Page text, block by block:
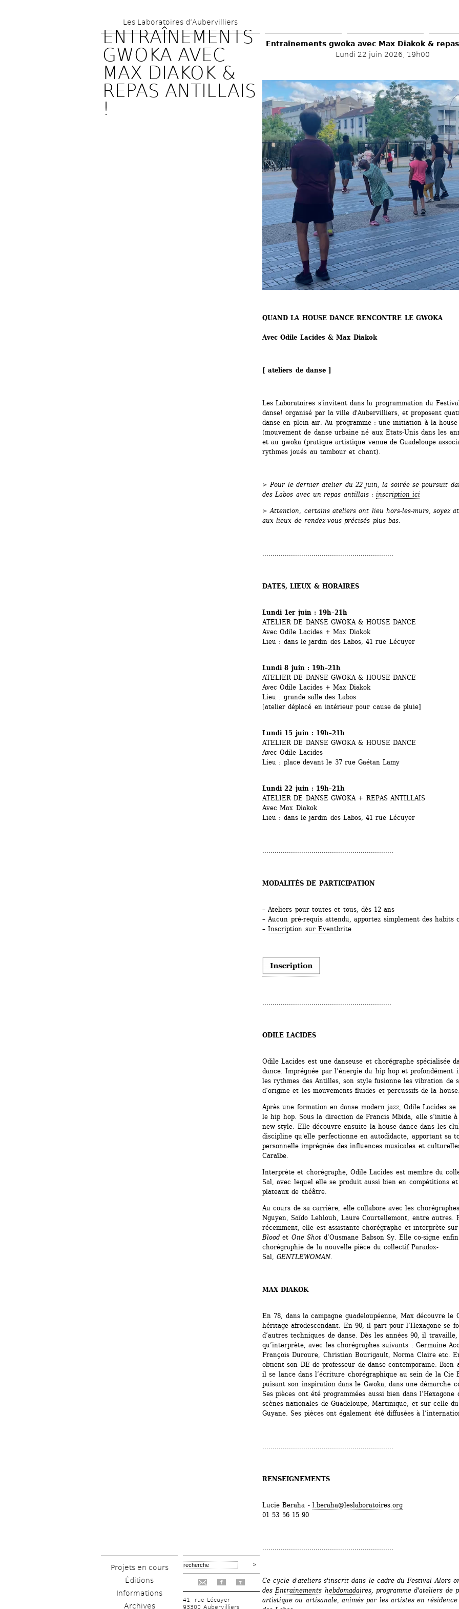
contenu
principal
Les Laboratoires d’Aubervilliers
ENTRAÎNEMENTS
GWOKA AVEC
MAX DIAKOK &
REPAS ANTILLAIS
!
Projets en cours
Éditions
Informations
Archives
f t
41, rue Lécuyer
93300 Aubervilliers
Entraînements gwoka avec Max Diakok &
Lundi 22 juin 2026, 19h00
QUAND LA HOUSE DANCE RENCONTRE LE GWOKA
Avec Odile Lacides & Max Diakok
[ ateliers de danse ]
Les Laboratoires s'invitent dans la programmation du
danse! organisé par la ville d'Aubervilliers, et proposent
danse en plein air. Au programme : une initiation à la house
(mouvement de danse urbaine né aux Etats-Unis dans les
et au gwoka (pratique artistique venue de Guadeloupe
rythmes joués au tambour et chant).
> Pour le dernier atelier du 22 juin, la soirée se poursuit
des Labos avec un repas antillais : inscription ici
> Attention, certains ateliers ont lieu hors-les-murs, soyez
aux lieux de rendez-vous précisés plus bas.
DATES, LIEUX & HORAIRES
Lundi 1er juin : 19h–21h
ATELIER DE DANSE GWOKA & HOUSE DANCE
Avec Odile Lacides + Max Diakok
Lieu : dans le jardin des Labos, 41 rue Lécuyer
Lundi 8 juin : 19h–21h
ATELIER DE DANSE GWOKA & HOUSE DANCE
Avec Odile Lacides + Max Diakok
Lieu : grande salle des Labos
[atelier déplacé en intérieur pour cause de pluie]
Lundi 15 juin : 19h–21h
ATELIER DE DANSE GWOKA & HOUSE DANCE
Avec Odile Lacides
Lieu : place devant le 37 rue Gaétan Lamy
Lundi 22 juin : 19h–21h
ATELIER DE DANSE GWOKA + REPAS ANTILLAIS
Avec Max Diakok
Lieu : dans le jardin des Labos, 41 rue Lécuyer
MODALITÉS DE PARTICIPATION
– Ateliers pour toutes et tous, dès 12 ans
– Aucun pré-requis attendu, apportez simplement des habits
– Inscription sur Eventbrite
...............................................................
ODILE LACIDES
Odile Lacides est une danseuse et chorégraphe ­spécialisée
dance. Imprégnée par l’énergie du hip hop et profondément
les rythmes des Antilles, son style fusionne les vibration de
d’origine et les mouvements fluides et percussifs de la house.
Après une formation en danse modern jazz, Odile Lacides
le hip hop. Sous la direction de Francis Mbida, elle s’initie
new style. Elle découvre ensuite la house dance dans les
discipline qu'elle perfectionne en autodidacte, apportant sa
personnelle imprégnée des influences musicales et
Caraïbe.
Interprète et chorégraphe, Odile Lacides est membre du
Sal, avec lequel elle se produit aussi bien en compétitions
plateaux de théâtre.
Au cours de sa carrière, elle collabore avec les
Nguyen, Saïdo Lehlouh, Laure Courtellemont, entre autres.
récemment, elle est assistante chorégraphe et interprète
Blood et One Shotd’Ousmane Babson Sy. Elle co-signe
chorégraphie de la nouvelle pièce du collectif Paradox-
Sal, GENTLEWOMAN.
MAX DIAKOK
En 78, dans la campagne guadeloupéenne, Max découvre le
héritage afrodescendant. En 90, il part pour l’Hexagone se
d’autres techniques de danse. Dès les années 90, il
qu’interprète, avec les chorégraphes suivants : Germaine
François Duroure, Christian Bourigault, Norma Claire etc.
obtient son DE de professeur de danse contemporaine. Bien
il se lance dans l’écriture chorégraphique au sein de la Cie
puisant son inspiration dans le Gwoka, dans une démarche
Ses pièces ont été programmées aussi bien dans l’Hexagone
scènes nationales de Guadeloupe, Martinique, et sur celle
Guyane. Ses pièces ont également été diffusées à
................................................................
RENSEIGNEMENTS
Lucie Beraha - l.beraha@leslaboratoires.org
01 53 56 15 90
................................................................
Ce cycle d'ateliers s'inscrit dans le cadre du Festival Alors
des Entrainements hebdomadaires, programme d'ateliers de
artistique ou artisanale, animés par les artistes en résidence